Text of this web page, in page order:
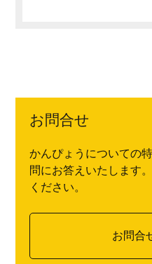
お問合せ
かんぴょうについての
問にお答えいたします
ください。
お問合